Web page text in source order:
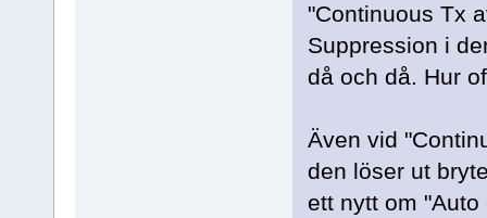
"Continuous Tx
Suppression i
då och då. Hur
Även vid
den löser ut
ett nytt om